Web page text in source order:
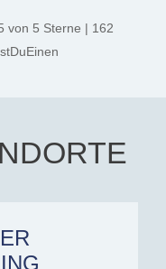
and a huge part of
credit goes to Amelie
was
professional,
Hegerich Immobilien to
looking for a home.
von 5 Sterne | 162